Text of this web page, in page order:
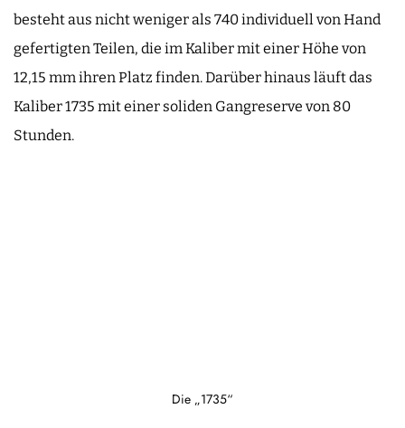
besteht aus nicht weniger als 740 individuell von Hand
gefertigten Teilen, die im Kaliber mit einer Höhe von
12,15 mm ihren Platz finden. Darüber hinaus läuft das
Kaliber 1735 mit einer soliden Gangreserve von 80
Stunden.
Die „1735“